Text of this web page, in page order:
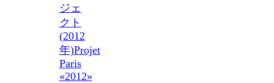
ジェ
クト
(2012
年)Projet
Paris
«2012»